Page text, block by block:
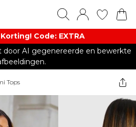
Korting! Code: EXTRA​
door AI gegenereerde en bewerkte
Tops